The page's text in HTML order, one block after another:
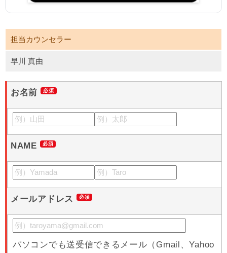
担当カウンセラー
早川 真由
お名前
NAME
メールアドレス
パソコンでも送受信できるメール（Gmail、Yahoo